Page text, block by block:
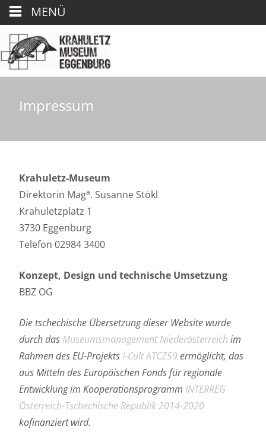
Impressum
Krahuletz-Museum
Direktorin Maga. Susanne Stökl
Krahuletzplatz 1
3730 Eggenburg
Telefon 02984 3400
Konzept, Design und technische Umsetzung
BBZ OG
Die tschechische Übersetzung dieser Website wurde
durch das Museumsmanagement Niederösterreich im
Rahmen des EU-Projekts I-Cult ATCZ59 ermöglicht, das
aus Mitteln des Europäischen Fonds für regionale
Entwicklung im Kooperationsprogramm INTERREG
Österreich-Tschechische Republik 2014-2020
kofinanziert wird.
MENÜ